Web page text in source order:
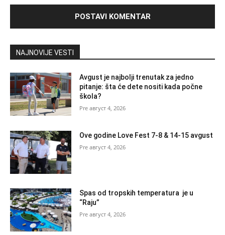
NAJNOVIJE VESTI
Avgust je najbolji trenutak za jedno
pitanje: šta će dete nositi kada počne
škola?
август 4, 2026
Ove godine Love Fest 7-8 & 14-15 avgust
август 4, 2026
Spas od tropskih temperatura je u
“Raju”
август 4, 2026